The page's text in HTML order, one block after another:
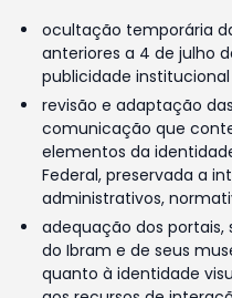
ocultação temporária
anteriores a 4 de julho
publicidade
revisão e adaptação
comunicação que
elementos da
Federal, preservada a
administrativos,
adequação dos
do Ibram e de seus
quanto à identidade